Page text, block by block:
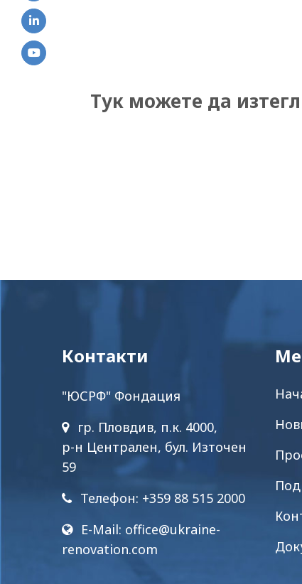
Тук можете да
Контакти
"ЮСРФ" Фондация
гр. Пловдив, п.к. 4000,
р-н Централен, бул. Източен
59
Телефон: +359 88 515 2000
E-Mail: office@ukraine-
renovation.com